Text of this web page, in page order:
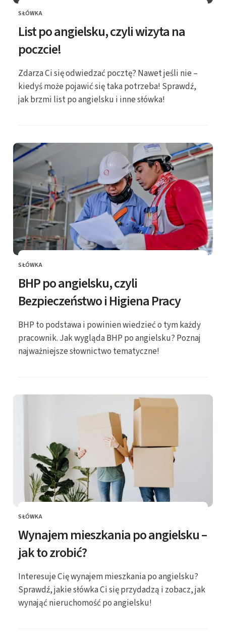
KATEGORIE
SŁÓWKA
List po angielsku, czyli wizyta na
poczcie!
Zdarza Ci się odwiedzać pocztę? Nawet jeśli nie –
kiedyś może pojawić się taka potrzeba! Sprawdź,
jak brzmi list po angielsku i inne słówka!
KATEGORIE
SŁÓWKA
BHP po angielsku, czyli
Bezpieczeństwo i Higiena Pracy
BHP to podstawa i powinien wiedzieć o tym każdy
pracownik. Jak wygląda BHP po angielsku? Poznaj
najważniejsze słownictwo tematyczne!
KATEGORIE
SŁÓWKA
Wynajem mieszkania po angielsku –
jak to zrobić?
Interesuje Cię wynajem mieszkania po angielsku?
Sprawdź, jakie słówka Ci się przydadzą i zobacz, jak
wynająć nieruchomość po angielsku!